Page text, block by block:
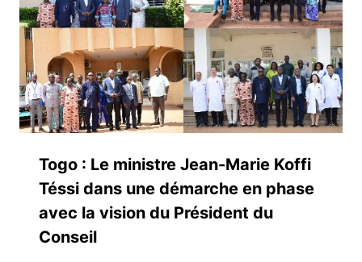
Togo : Le ministre Jean-Marie Koffi
Téssi dans une démarche en phase
avec la vision du Président du
Conseil